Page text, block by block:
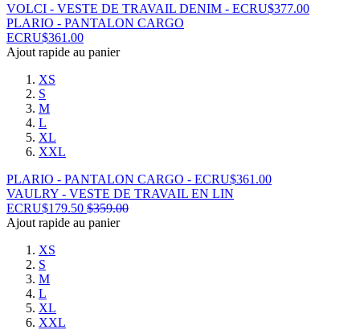
VOLCI - VESTE DE TRAVAIL DENIM - ECRU$377.00
PLARIO - PANTALON CARGO
ECRU$361.00
Ajout rapide au panier
XS
S
M
L
XL
XXL
PLARIO - PANTALON CARGO - ECRU$361.00
VAULRY - VESTE DE TRAVAIL EN LIN
ECRU$179.50 $359.00
Ajout rapide au panier
XS
S
M
L
XL
XXL